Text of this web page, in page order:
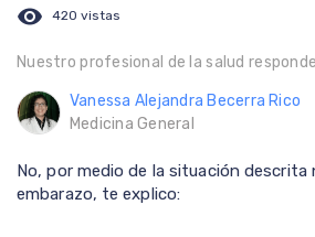
visibility 420 vistas
Nuestro profesional de la salud responde
Vanessa Alejandra Becerra Rico
Medicina General
No, por medio de la situación descrita
embarazo, te explico: